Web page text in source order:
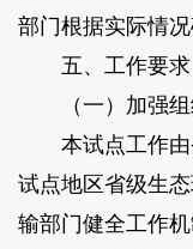
部门根据实际情况
五、工作要求
（一）加强组
本试点工作由
试点地区省级生
输部门健全工作